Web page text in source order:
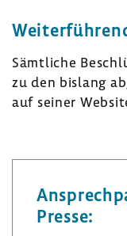
Sämt­liche
zu den bislang
auf seiner
Presse: